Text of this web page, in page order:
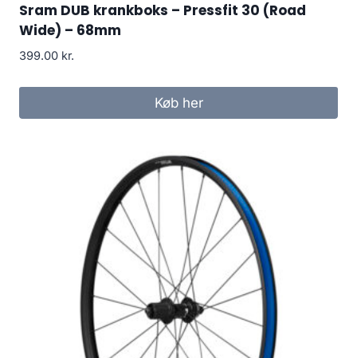
Sram DUB krankboks – Pressfit 30 (Road
Wide) – 68mm
399.00 kr.
Køb her